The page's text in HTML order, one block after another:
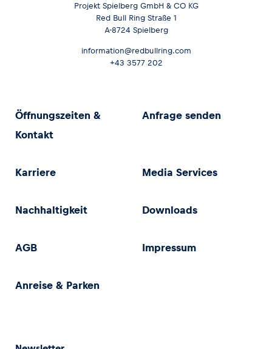
Projekt Spielberg GmbH & CO KG
Red Bull Ring Straße 1
A-8724 Spielberg
information@redbullring.com
+43 3577 202
Öffnungszeiten &
Kontakt
Anfrage senden
Karriere Media Services
Nachhaltigkeit Downloads
AGB Impressum
Anreise & Parken